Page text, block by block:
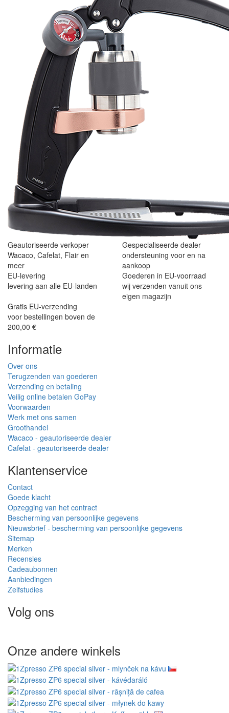
Geautoriseerde verkoper
Wacaco, Cafelat, Flair en
meer
Gespecialiseerde dealer
ondersteuning voor en na
aankoop
EU-levering
levering aan alle EU-landen
Goederen in EU-voorraad
wij verzenden vanuit ons
eigen magazijn
Gratis EU-verzending
voor bestellingen boven de
200,00 €
Informatie
Over ons
Terugzenden van goederen
Verzending en betaling
Veilig online betalen GoPay
Voorwaarden
Werk met ons samen
Groothandel
Wacaco - geautoriseerde dealer
Cafelat - geautoriseerde dealer
Klantenservice
Contact
Goede klacht
Opzegging van het contract
Bescherming van persoonlijke gegevens
Nieuwsbrief - bescherming van persoonlijke gegevens
Sitemap
Merken
Recensies
Cadeaubonnen
Aanbiedingen
Zelfstudies
Volg ons
Onze andere winkels